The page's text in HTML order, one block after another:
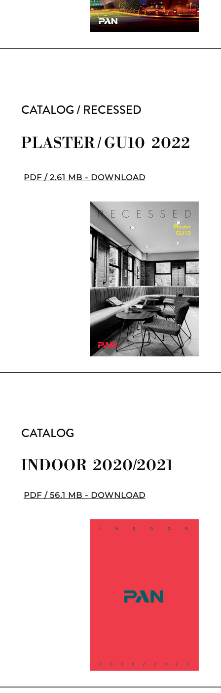
CATALOG / RECESSED
PLASTER / GU10 2022
PDF / 2.61 MB - DOWNLOAD
CATALOG
INDOOR 2020/2021
PDF / 56.1 MB - DOWNLOAD